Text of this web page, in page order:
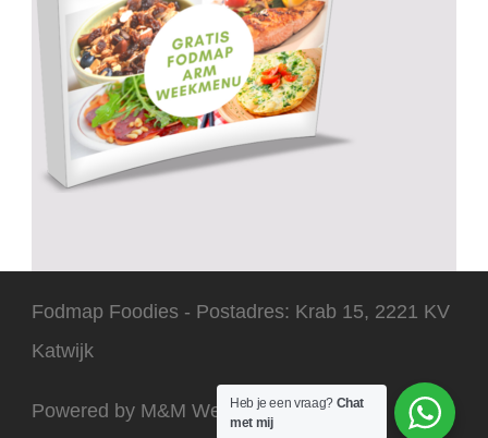
Fodmap Foodies - Postadres: Krab 15, 2221 KV
Katwijk
Powered by M&M Webdesign 2025
Heb je een vraag? Chat
met mij